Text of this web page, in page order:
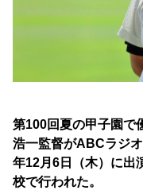
第100回夏の甲子園で
浩一監督がABCラジ
年12月6日（木）に出
校で行われた。